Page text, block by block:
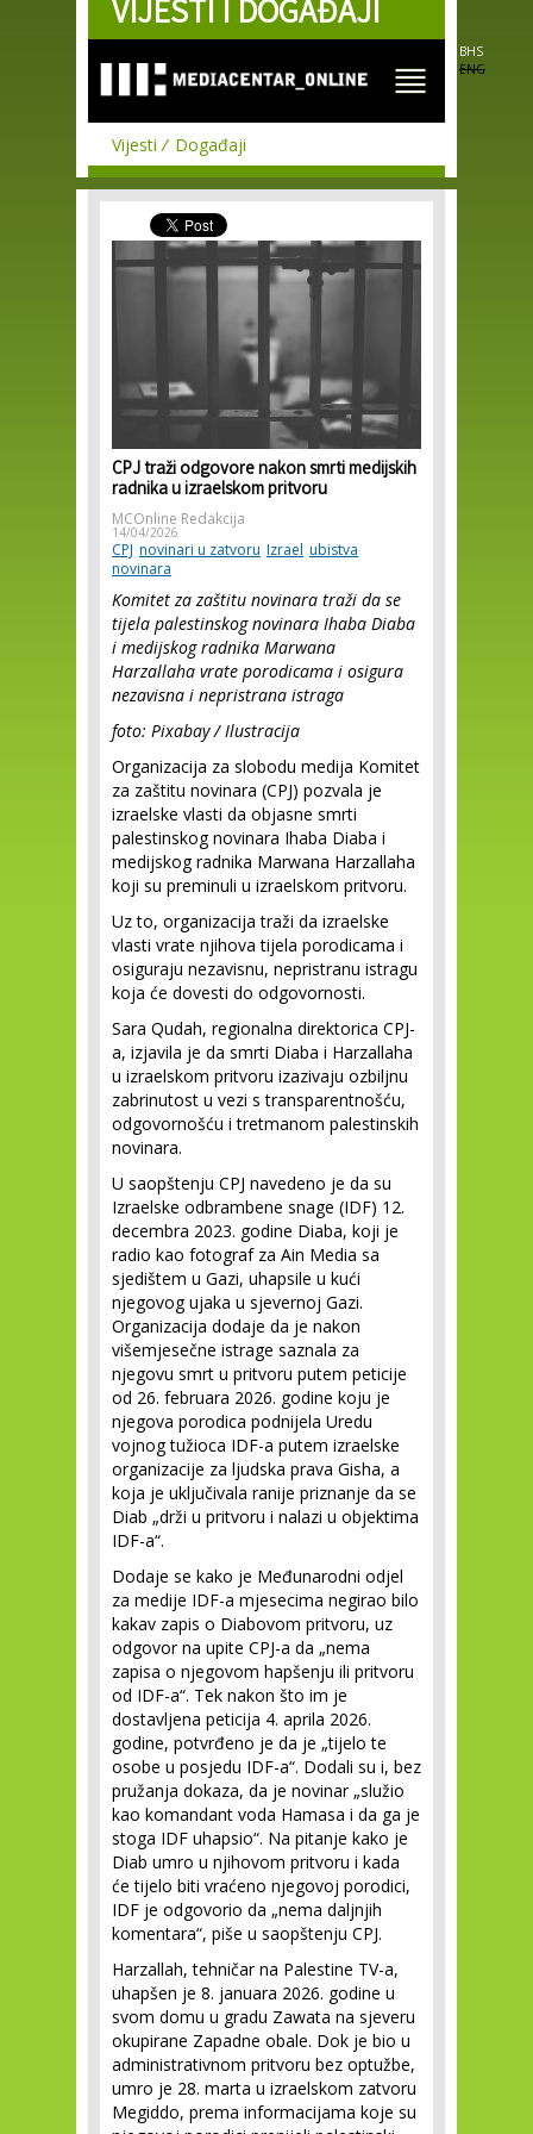
Skip to
main
VIJESTI I DOGAĐAJI
BHS
ENG
Vijesti Događaji
CPJ traži odgovore nakon smrti medijskih
radnika u izraelskom pritvoru
MCOnline Redakcija
14/04/2026
CPJ novinari u zatvoru Izrael ubistva
novinara
Komitet za zaštitu novinara traži da se
tijela palestinskog novinara Ihaba Diaba
i medijskog radnika Marwana
Harzallaha vrate porodicama i osigura
nezavisna i nepristrana istraga
foto: Pixabay / Ilustracija
Organizacija za slobodu medija Komitet
za zaštitu novinara (CPJ) pozvala je
izraelske vlasti da objasne smrti
palestinskog novinara Ihaba Diaba i
medijskog radnika Marwana Harzallaha
koji su preminuli u izraelskom pritvoru.
Uz to, organizacija traži da izraelske
vlasti vrate njihova tijela porodicama i
osiguraju nezavisnu, nepristranu istragu
koja će dovesti do odgovornosti.
Sara Qudah, regionalna direktorica CPJ-
a, izjavila je da smrti Diaba i Harzallaha
u izraelskom pritvoru izazivaju ozbiljnu
zabrinutost u vezi s transparentnošću,
odgovornošću i tretmanom palestinskih
novinara.
U saopštenju CPJ navedeno je da su
Izraelske odbrambene snage (IDF) 12.
decembra 2023. godine Diaba, koji je
radio kao fotograf za Ain Media sa
sjedištem u Gazi, uhapsile u kući
njegovog ujaka u sjevernoj Gazi.
Organizacija dodaje da je nakon
višemjesečne istrage saznala za
njegovu smrt u pritvoru putem peticije
od 26. februara 2026. godine koju je
njegova porodica podnijela Uredu
vojnog tužioca IDF-a putem izraelske
organizacije za ljudska prava Gisha, a
koja je uključivala ranije priznanje da se
Diab „drži u pritvoru i nalazi u objektima
IDF-a“.
Dodaje se kako je Međunarodni odjel
za medije IDF-a mjesecima negirao bilo
kakav zapis o Diabovom pritvoru, uz
odgovor na upite CPJ-a da „nema
zapisa o njegovom hapšenju ili pritvoru
od IDF-a“. Tek nakon što im je
dostavljena peticija 4. aprila 2026.
godine, potvrđeno je da je „tijelo te
osobe u posjedu IDF-a“. Dodali su i, bez
pružanja dokaza, da je novinar „služio
kao komandant voda Hamasa i da ga je
stoga IDF uhapsio“. Na pitanje kako je
Diab umro u njihovom pritvoru i kada
će tijelo biti vraćeno njegovoj porodici,
IDF je odgovorio da „nema daljnjih
komentara“, piše u saopštenju CPJ.
Harzallah, tehničar na Palestine TV-a,
uhapšen je 8. januara 2026. godine u
svom domu u gradu Zawata na sjeveru
okupirane Zapadne obale. Dok je bio u
administrativnom pritvoru bez optužbe,
umro je 28. marta u izraelskom zatvoru
Megiddo, prema informacijama koje su